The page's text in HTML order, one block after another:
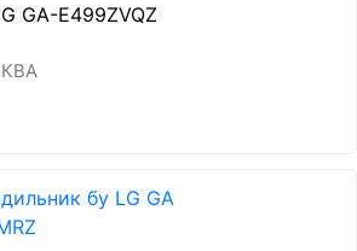
GA-E499ZVQZ